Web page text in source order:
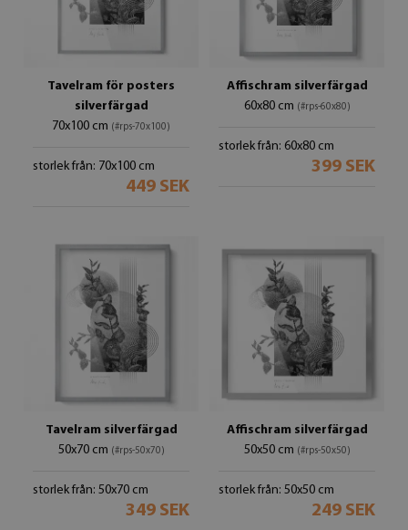
Tavelram för posters
silverfärgad
70x100 cm (#rps-70x100)
storlek från: 70x100 cm
449 SEK
Affischram silverfärgad
60x80 cm (#rps-60x80)
storlek från: 60x80 cm
399 SEK
Tavelram silverfärgad
50x70 cm (#rps-50x70)
storlek från: 50x70 cm
349 SEK
Affischram silverfärgad
50x50 cm (#rps-50x50)
storlek från: 50x50 cm
249 SEK